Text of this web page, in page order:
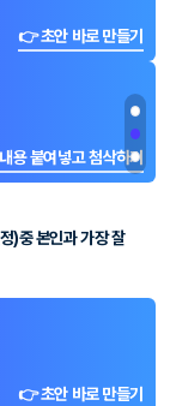
👉 초안 바로 만들기
용 붙여넣고 첨삭하기
)중 본인과 가장 잘
👉 초안 바로 만들기